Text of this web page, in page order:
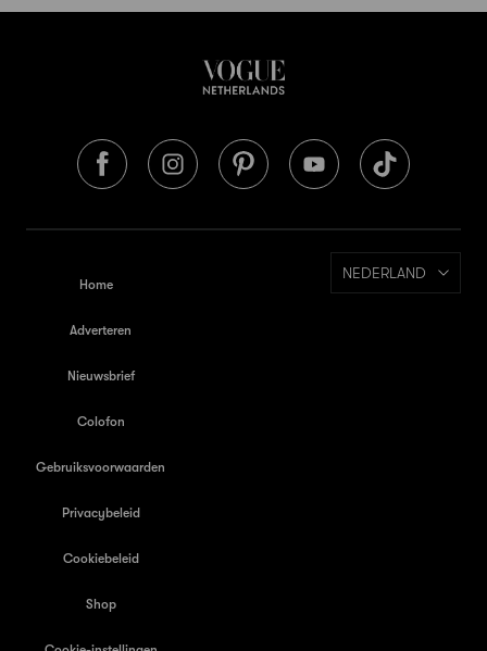
Home
Adverteren
Nieuwsbrief
Colofon
Gebruiksvoorwaarden
Privacybeleid
Cookiebeleid
Shop
NEDERLAND